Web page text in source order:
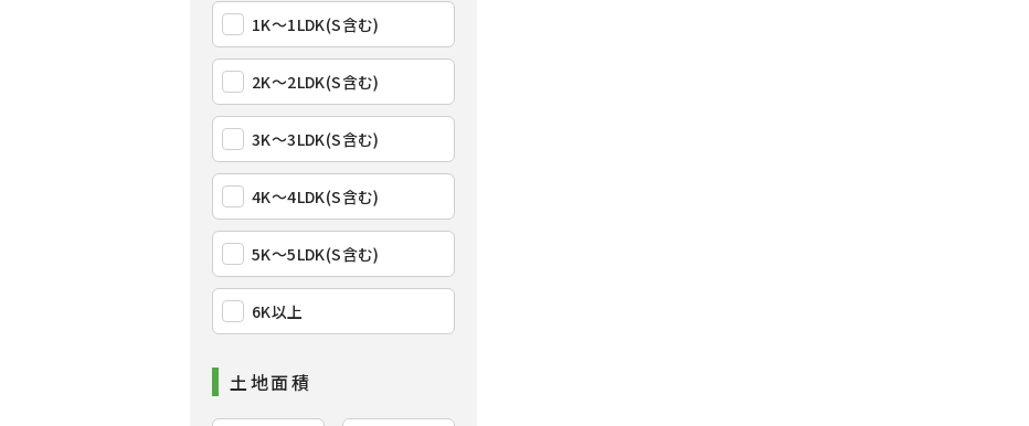
1K〜1LDK(S含む)
2K〜2LDK(S含む)
3K〜3LDK(S含む)
4K〜4LDK(S含む)
5K〜5LDK(S含む)
6K以上
土地面積